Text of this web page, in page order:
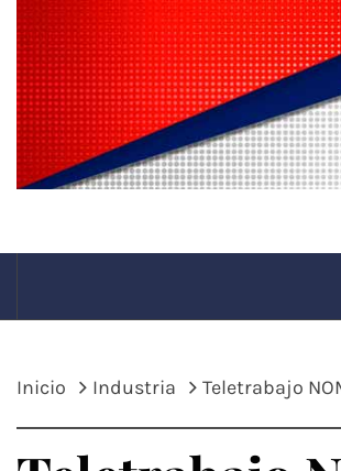
Saltar
contenido
Inicio Industria Teletrabajo